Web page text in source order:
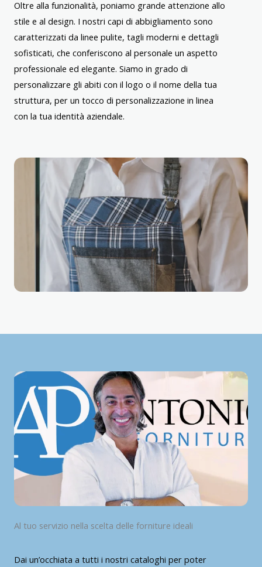
Oltre alla funzionalità, poniamo grande attenzione allo
stile e al design. I nostri capi di abbigliamento sono
caratterizzati da linee pulite, tagli moderni e dettagli
sofisticati, che conferiscono al personale un aspetto
professionale ed elegante. Siamo in grado di
personalizzare gli abiti con il logo o il nome della tua
struttura, per un tocco di personalizzazione in linea
con la tua identità aziendale.
Al tuo servizio nella scelta delle forniture ideali
Dai un’occhiata a tutti i nostri cataloghi per poter